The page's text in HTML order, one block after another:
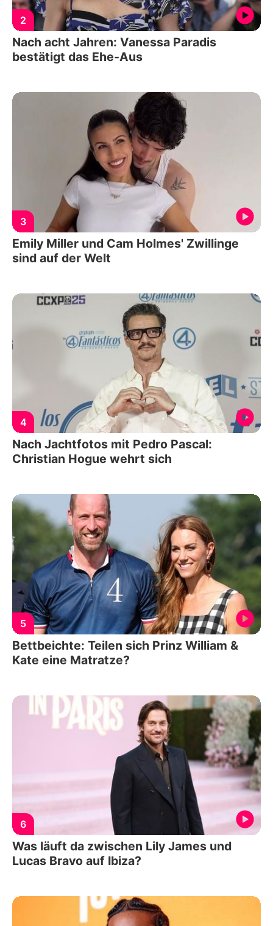
2
Nach acht Jahren: Vanessa Paradis
bestätigt das Ehe-Aus
3
Emily Miller und Cam Holmes' Zwillinge
sind auf der Welt
4
Nach Jachtfotos mit Pedro Pascal:
Christian Hogue wehrt sich
5
Bettbeichte: Teilen sich Prinz William &
Kate eine Matratze?
6
Was läuft da zwischen Lily James und
Lucas Bravo auf Ibiza?